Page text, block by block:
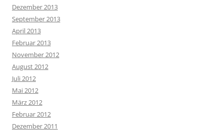
Dezember 2013
September 2013
April 2013
Februar 2013
November 2012
August 2012
Juli 2012
Mai 2012
März 2012
Februar 2012
Dezember 2011